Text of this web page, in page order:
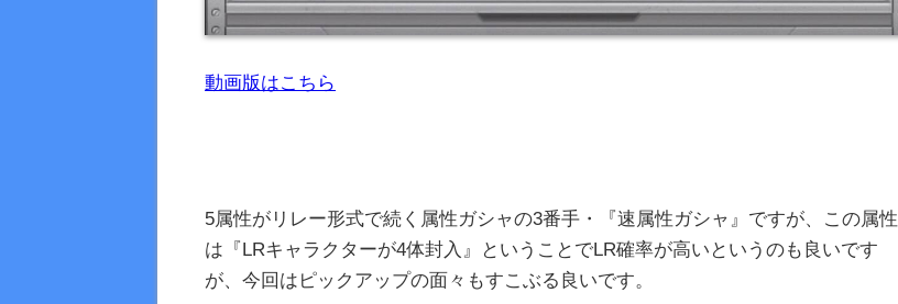
動画版はこちら
5属性がリレー形式で続く属性ガシャの3番手・『速属性ガシャ』ですが、この属性
は『LRキャラクターが4体封入』ということでLR確率が高いというのも良いです
が、今回はピックアップの面々もすこぶる良いです。